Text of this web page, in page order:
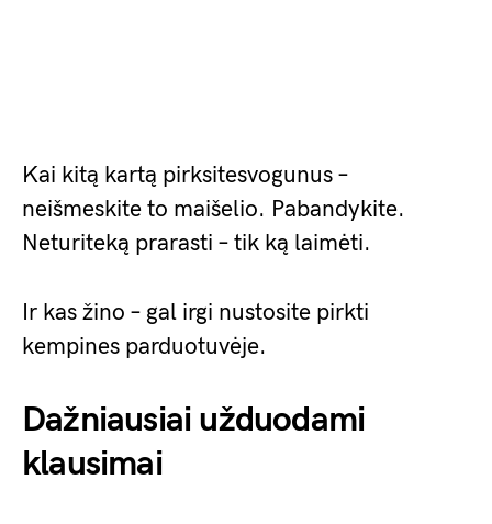
Kai kitą kartą pirksitesvogunus –
neišmeskite to maišelio. Pabandykite.
Neturiteką prarasti – tik ką laimėti.
Ir kas žino – gal irgi nustosite pirkti
kempines parduotuvėje.
Dažniausiai užduodami
klausimai